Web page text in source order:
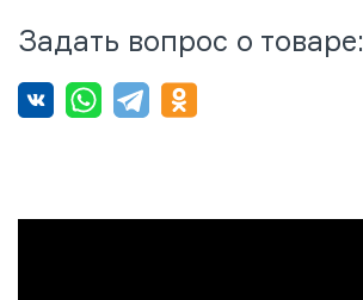
Задать вопрос о товаре: